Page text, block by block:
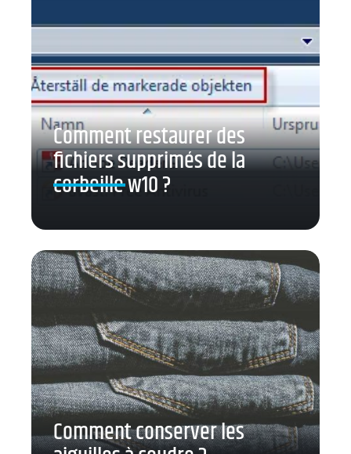
Comment restaurer des
fichiers supprimés de la
corbeille w10 ?
Comment conserver les